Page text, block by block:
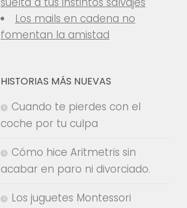
Los mails en cadena no
fomentan la amistad
HISTORIAS MÁS NUEVAS
Cuando te pierdes con el
coche por tu culpa
Cómo hice Aritmetris sin
acabar en paro ni divorciado.
Los juguetes Montessori